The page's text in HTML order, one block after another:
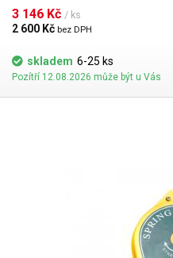
současně; tím je zajištěno
rozdílných viskozitách dvou složek
ilustraci.
3 146 Kč / ks
2 600 Kč bez DPH
skladem 6-25 ks
Pozítří 12.08.2026 může být u Vás